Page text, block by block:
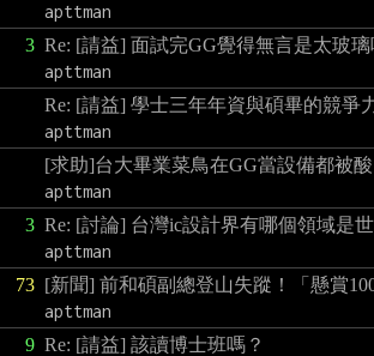
apttman
3 Re: [請益] 面試完GG覺得無言是太玻璃
apttman
Re: [請益] 學士三年年資與碩畢的競爭
apttman
[求助]台大畢業菜鳥在GG當設備都被酸
apttman
3 Re: [討論] 台灣ic設計界有哪個領域是
apttman
73 [新聞] 前和碩副總登山失蹤！「懸賞
apttman
9 Re: [請益] 該讀博士班嗎？